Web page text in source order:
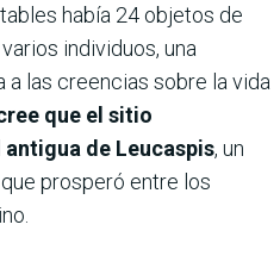
había 24 objetos de
individuos, una
las creencias sobre la vida
que el sitio
de Leucaspis, un
prosperó entre los